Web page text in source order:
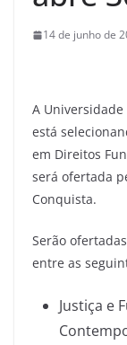
14 de junho de
A Universidade
está
em Direitos
será ofertada
Conquista.
Serão
entre as
Justiça e